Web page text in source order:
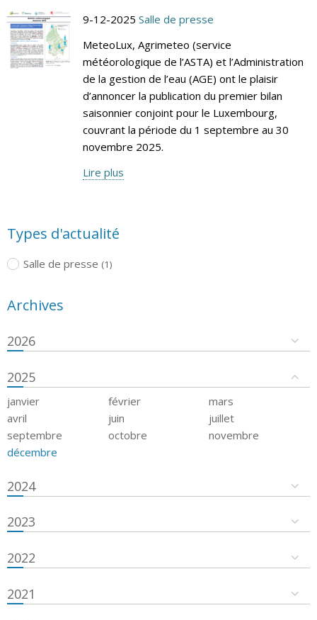
9-12-2025 Salle de presse
MeteoLux, Agrimeteo (service
météorologique de l’ASTA) et l’Administration
de la gestion de l’eau (AGE) ont le plaisir
d’annoncer la publication du premier bilan
saisonnier conjoint pour le Luxembourg,
couvrant la période du 1 septembre au 30
novembre 2025.
Lire plus
Types d'actualité
Salle de presse (1)
Archives
2026
2025
janvier février
mars
avril
juin
juillet
septembre
octobre
novembre
décembre
2024
2023
2022
2021